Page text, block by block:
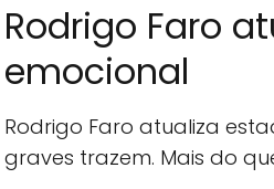
Rodrigo Faro
emocional
Rodrigo Faro atualiza
graves trazem. Mais do